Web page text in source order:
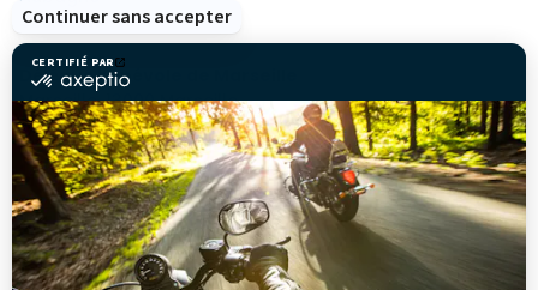
CERTIFIÉ PAR
certifié
Axeptio
-
En
savoir
plus
sur
Axeptio
Continuer sans accepter
325,5 km
Délégué bénévole de Marseille
Marseille, 13000 Marseille
338,0 km
Maison des Motards d'Aix-en-Provence
724 Avenue du Club Hippique, 13090 Aix-En-Provence
338,8 km